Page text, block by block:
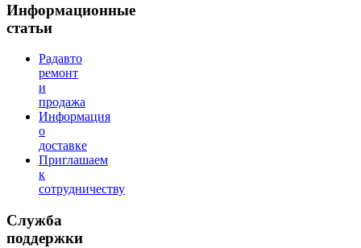
Информационные
статьи
Радавто
ремонт
и
продажа
Информация
о
доставке
Приглашаем
к
сотрудничеству
Служба
поддержки